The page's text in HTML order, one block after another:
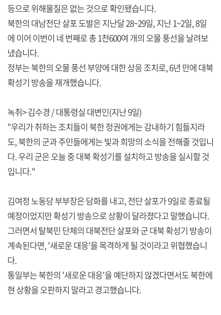
등으로 위해물질은 없는 것으로 확인됐습니다.
북한의 대남전단 살포 도발은 지난달 28~29일, 지난 1~2일, 8일
에 이어 이번이 네 번째로 총 1천600여 개의 오물 풍선을 날려보
냈습니다.
정부는 북한의 오물 풍선 부양에 대한 상응 조치로, 6년 만에 대북
확성기 방송을 재개했습니다.
녹취> 김수경 / 대통령실 대변인(지난 9일)
"우리가 취하는 조치들이 북한 정권에게는 감내하기 힘들지라
도, 북한의 군과 주민들에게는 빛과 희망의 소식을 전해줄 것입니
다. 우리 군은 오늘 중 대북 확성기를 설치하고 방송을 실시할 것
입니다."
김여정 노동당 부부장은 담화를 내고, 전단 살포가 9일로 종료될
예정이었지만 확성기 방송으로 상황이 달라졌다고 말했습니다.
그러면서 탈북민 단체의 대북전단 살포와 군 대북 확성기 방송이
계속된다면, '새로운 대응'을 목격하게 될 것이라고 위협했습니
다.
통일부는 북한의 '새로운 대응'을 예단하지 않겠다면서도 북한에
현 상황을 오판하지 말라고 경고했습니다.